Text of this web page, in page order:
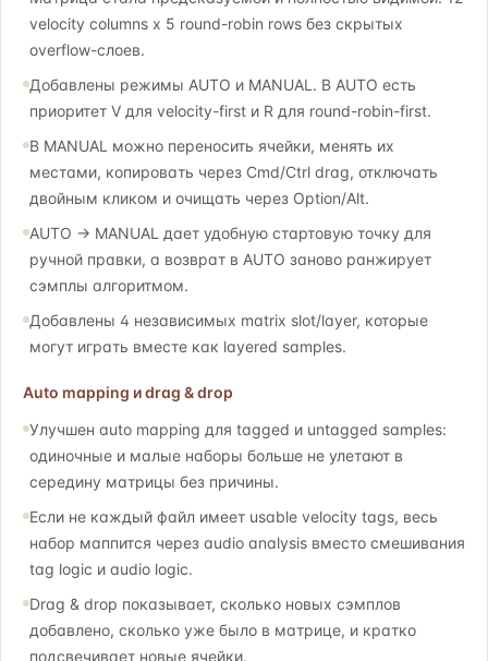
velocity columns x 5 round-robin rows без скрытых
overflow-слоев.
Добавлены режимы AUTO и MANUAL. В AUTO есть
приоритет V для velocity-first и R для round-robin-first.
В MANUAL можно переносить ячейки, менять их
местами, копировать через Cmd/Ctrl drag, отключать
двойным кликом и очищать через Option/Alt.
AUTO -> MANUAL дает удобную стартовую точку для
ручной правки, а возврат в AUTO заново ранжирует
сэмплы алгоритмом.
Добавлены 4 независимых matrix slot/layer, которые
могут играть вместе как layered samples.
Auto mapping и drag & drop
Улучшен auto mapping для tagged и untagged samples:
одиночные и малые наборы больше не улетают в
середину матрицы без причины.
Если не каждый файл имеет usable velocity tags, весь
набор маппится через audio analysis вместо смешивания
tag logic и audio logic.
Drag & drop показывает, сколько новых сэмплов
добавлено, сколько уже было в матрице, и кратко
подсвечивает новые ячейки.